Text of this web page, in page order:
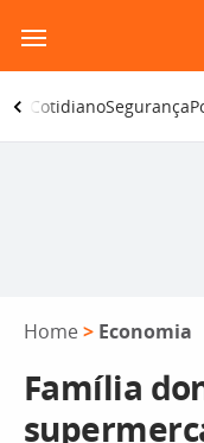
para
o
conteúdo
CotidianoSegurança
Home > Economia
Família